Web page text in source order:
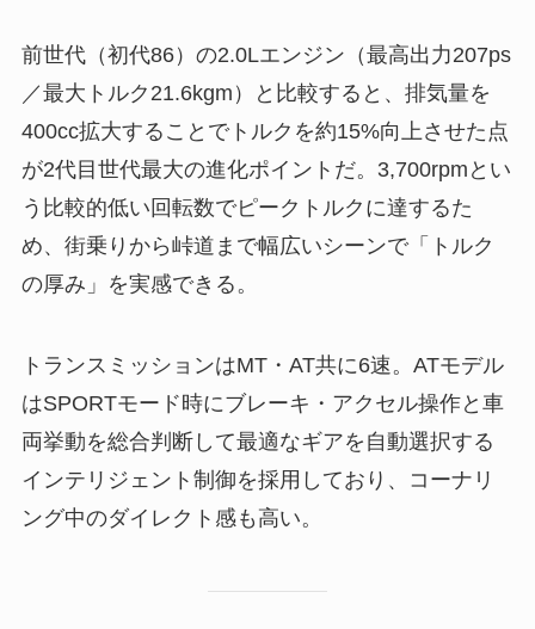
前世代（初代86）の2.0Lエンジン（最高出力207ps
／最大トルク21.6kgm）と比較すると、排気量を
400cc拡大することでトルクを約15%向上させた点
が2代目世代最大の進化ポイントだ。3,700rpmとい
う比較的低い回転数でピークトルクに達するた
め、街乗りから峠道まで幅広いシーンで「トルク
の厚み」を実感できる。
トランスミッションはMT・AT共に6速。ATモデル
はSPORTモード時にブレーキ・アクセル操作と車
両挙動を総合判断して最適なギアを自動選択する
インテリジェント制御を採用しており、コーナリ
ング中のダイレクト感も高い。